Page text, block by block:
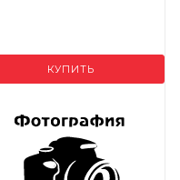
КУПИТЬ